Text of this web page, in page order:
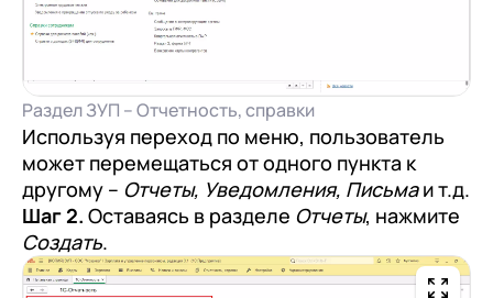
Раздел ЗУП – Отчетность, справки
Используя переход по меню, пользователь
может перемещаться от одного пункта к
другому – Отчеты, Уведомления, Письмаи т.д.
Шаг 2. Оставаясь в разделе Отчеты, нажмите
Создать.